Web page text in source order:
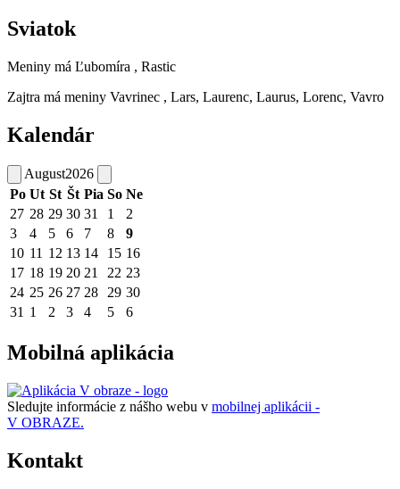
Sviatok
Meniny má Ľubomíra , Rastic
Zajtra má meniny Vavrinec , Lars, Laurenc, Laurus, Lorenc, Vavro
Kalendár
August2026
Po Ut St Št Pia So Ne
27 28 29 30 31 1
2
3
4 5 6 7 8
9
10 11 12 13 14 15 16
17 18 19 20 21 22 23
24 25 26 27 28 29 30
31 1 2 3 4 5 6
Mobilná aplikácia
Sledujte informácie z nášho webu v mobilnej aplikácii -
V OBRAZE.
Kontakt